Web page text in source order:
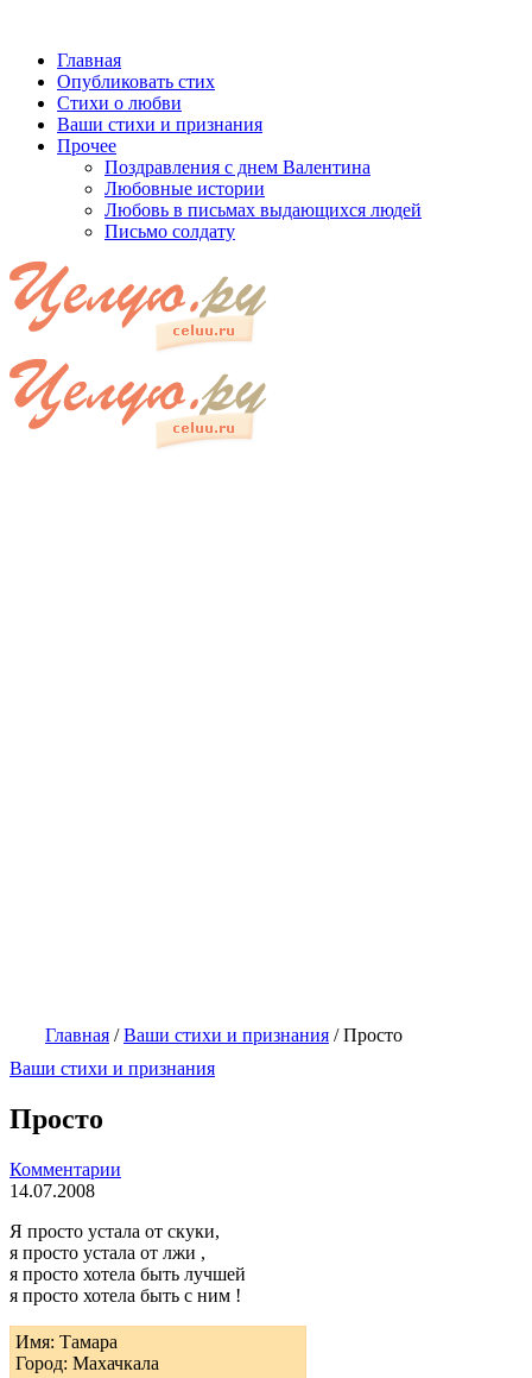
Главная
Опубликовать стих
Стихи о любви
Ваши стихи и признания
Прочее
Поздравления с днем Валентина
Любовные истории
Любовь в письмах выдающихся людей
Письмо солдату
Главная /Ваши стихи и признания /Просто
Ваши стихи и признания
Просто
Комментарии
14.07.2008
Я просто устала от скуки,
я просто устала от лжи ,
я просто хотела быть лучшей
я просто хотела быть с ним !
Имя: Тамара
Город: Махачкала